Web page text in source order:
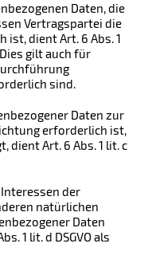
Daten, die
Vertragspartei die
dient Art. 6 Abs. 1
gilt auch für
sind.
Daten zur
erforderlich ist,
dient Art. 6 Abs. 1 lit. c
der
natürlichen
Daten
1 lit. d DSGVO als